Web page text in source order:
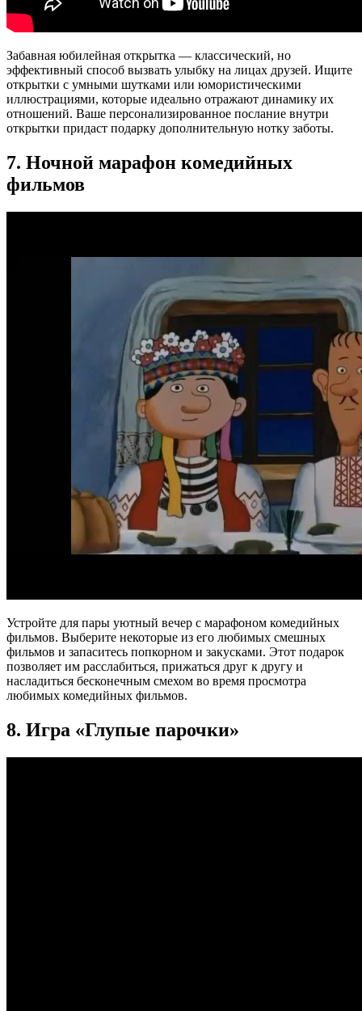
Забавная юбилейная открытка — классический, но
эффективный способ вызвать улыбку на лицах друзей. Ищите
открытки с умными шутками или юмористическими
иллюстрациями, которые идеально отражают динамику их
отношений. Ваше персонализированное послание внутри
открытки придаст подарку дополнительную нотку заботы.
7. Ночной марафон комедийных
фильмов
Устройте для пары уютный вечер с марафоном комедийных
фильмов. Выберите некоторые из его любимых смешных
фильмов и запаситесь попкорном и закусками. Этот подарок
позволяет им расслабиться, прижаться друг к другу и
насладиться бесконечным смехом во время просмотра
любимых комедийных фильмов.
8. Игра «Глупые парочки»